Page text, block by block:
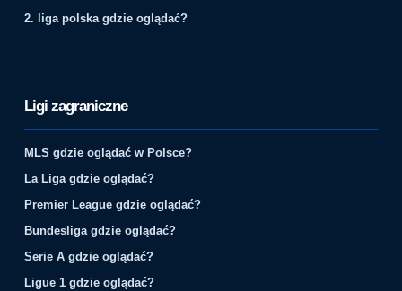
2. liga polska gdzie oglądać?
Ligi zagraniczne
MLS gdzie oglądać w Polsce?
La Liga gdzie oglądać?
Premier League gdzie oglądać?
Bundesliga gdzie oglądać?
Serie A gdzie oglądać?
Ligue 1 gdzie oglądać?